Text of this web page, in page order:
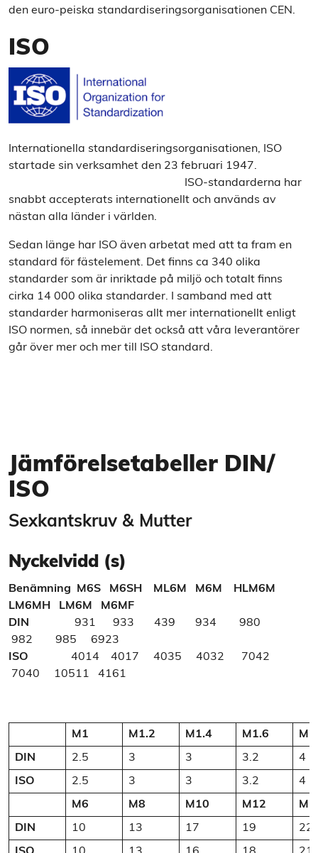
den euro-peiska standardiseringsorganisationen CEN.
ISO
Internationella standardiseringsorganisationen, ISO
startade sin verksamhet den 23 februari 1947.
ISO-standarderna har
snabbt accepterats internationellt och används av
nästan alla länder i världen.
Sedan länge har ISO även arbetat med att ta fram en
standard för fästelement. Det finns ca 340 olika
standarder som är inriktade på miljö och totalt finns
cirka 14 000 olika standarder. I samband med att
standarder harmoniseras allt mer internationellt enligt
ISO normen, så innebär det också att våra leverantörer
går över mer och mer till ISO standard.
Jämförelsetabeller DIN/
ISO
Sexkantskruv & Mutter
Nyckelvidd (s)
Benämning
M6S M6SH ML6M M6M HLM6M
LM6MH LM6M M6MF
DIN
931 933 439 934 980
982 985 6923
ISO 4014 4017 4035 4032 7042
7040 10511 4161
M1 M1.2 M1.4 M1.6 M2
DIN 2.5 3 3 3.2 4
ISO 2.5 3 3 3.2 4
M6 M8 M10 M12
DIN 10 13 17 19 22